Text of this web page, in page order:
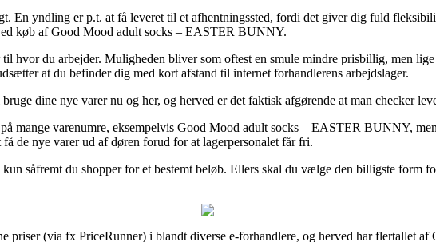
En yndling er p.t. at få leveret til et afhentningssted, fordi det giver dig fuld
køb af Good Mood adult socks – EASTER BUNNY.
hvor du arbejder. Muligheden bliver som oftest en smule mindre prisbillig, men
at du befinder dig med kort afstand til internet forhandlerens arbejdslager.
dine nye varer nu og her, og herved er det faktisk afgørende at man checker
mange varenumre, eksempelvis Good Mood adult socks – EASTER BUNNY,
de nye varer ud af døren forud for at lagerpersonalet får fri.
såfremt du shopper for et bestemt beløb. Ellers skal du vælge den billigste
priser (via fx PriceRunner) i blandt diverse e-forhandlere, og herved har flertallet